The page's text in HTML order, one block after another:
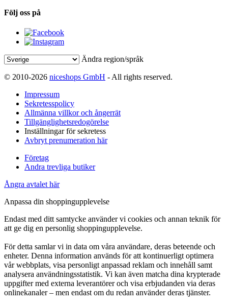
Följ oss på
Ändra region/språk
© 2010-2026 niceshops GmbH - All rights reserved.
Impressum
Sekretesspolicy
Allmänna villkor och ångerrät
Tillgänglighetsredogörelse
Inställningar för sekretess
Avbryt prenumeration här
Företag
Andra trevliga butiker
Ångra avtalet här
Anpassa din shoppingupplevelse
Endast med ditt samtycke använder vi cookies och annan teknik för
att ge dig en personlig shoppingupplevelse.
För detta samlar vi in data om våra användare, deras beteende och
enheter. Denna information används för att kontinuerligt optimera
vår webbplats, visa personligt anpassad reklam och innehåll samt
analysera användningsstatistik. Vi kan även matcha dina krypterade
uppgifter med externa leverantörer och visa erbjudanden via deras
onlinekanaler – men endast om du redan använder deras tjänster.